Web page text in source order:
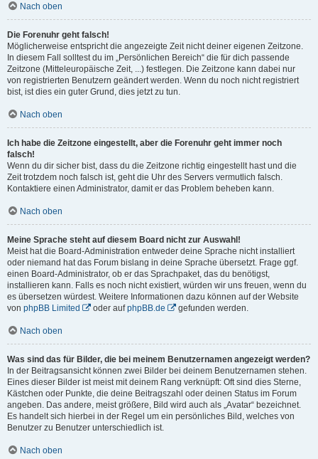
Nach oben
Die Forenuhr geht falsch!
Möglicherweise entspricht die angezeigte Zeit nicht deiner eigenen Zeitzone.
In diesem Fall solltest du im „Persönlichen Bereich“ die für dich passende
Zeitzone (Mitteleuropäische Zeit, ...) festlegen. Die Zeitzone kann dabei nur
von registrierten Benutzern geändert werden. Wenn du noch nicht registriert
bist, ist dies ein guter Grund, dies jetzt zu tun.
Nach oben
Ich habe die Zeitzone eingestellt, aber die Forenuhr geht immer noch
falsch!
Wenn du dir sicher bist, dass du die Zeitzone richtig eingestellt hast und die
Zeit trotzdem noch falsch ist, geht die Uhr des Servers vermutlich falsch.
Kontaktiere einen Administrator, damit er das Problem beheben kann.
Nach oben
Meine Sprache steht auf diesem Board nicht zur Auswahl!
Meist hat die Board-Administration entweder deine Sprache nicht installiert
oder niemand hat das Forum bislang in deine Sprache übersetzt. Frage ggf.
einen Board-Administrator, ob er das Sprachpaket, das du benötigst,
installieren kann. Falls es noch nicht existiert, würden wir uns freuen, wenn du
es übersetzen würdest. Weitere Informationen dazu können auf der Website
von phpBB Limited oder aufphpBB.de gefunden werden.
Nach oben
Was sind das für Bilder, die bei meinem Benutzernamen angezeigt werden?
In der Beitragsansicht können zwei Bilder bei deinem Benutzernamen stehen.
Eines dieser Bilder ist meist mit deinem Rang verknüpft: Oft sind dies Sterne,
Kästchen oder Punkte, die deine Beitragszahl oder deinen Status im Forum
angeben. Das andere, meist größere, Bild wird auch als „Avatar“ bezeichnet.
Es handelt sich hierbei in der Regel um ein persönliches Bild, welches von
Benutzer zu Benutzer unterschiedlich ist.
Nach oben